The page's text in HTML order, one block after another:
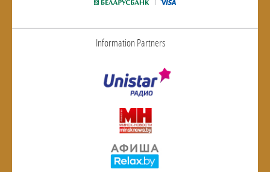
Information Partners